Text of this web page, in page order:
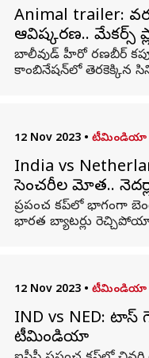
Animal trailer:
ఆవిష్కరణ.. మేకర్స్
బాలీవుడ్ హీరో రణబీర్
కాంబినేషన్‌లో
12 Nov 2023 • టీమిండియా
India vs
సెంచరీల మోత..
ప్రపంచ కప్‌లో భాగంగా
భారత బ్యాటర్లు
12 Nov 2023 • టీమిండియా
IND vs NED: టాస్
టీమిండియా